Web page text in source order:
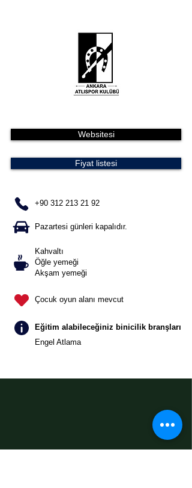
Websitesi
Fiyat listesi
+90 312 213 21 92
Pazartesi günleri kapalıdır.
Kahvaltı
Öğle yemeği
Akşam yemeği
Çocuk oyun alanı mevcut
Eğitim alabileceğiniz binicilik branşları
Engel Atlama